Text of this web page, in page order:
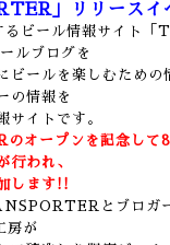
」リリースイ
るビール情報サイト
ルブログを
ビールを楽しむための
の情報を
サイトです。
オープンを記念して8
行われ、
します!!
とブロガー
房が